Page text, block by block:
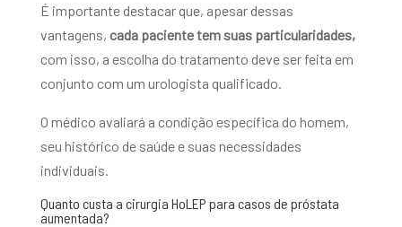
É importante destacar que, apesar dessas
vantagens, cada paciente tem suas particularidades,
com isso, a escolha do tratamento deve ser feita em
conjunto com um urologista qualificado.
O médico avaliará a condição específica do homem,
seu histórico de saúde e suas necessidades
individuais.
Quanto custa a cirurgia HoLEP para casos de próstata
aumentada?